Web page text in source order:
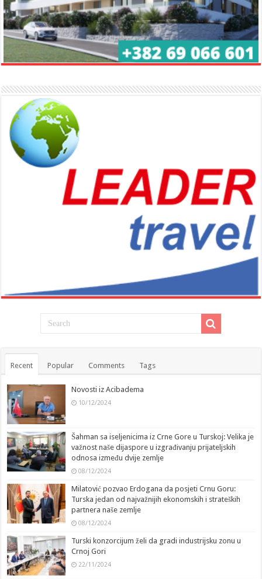
Recent Popular Comments Tags
Novosti iz Acibadema
10/12/2024
Šahman sa iseljenicima iz Crne Gore u Turskoj: Velika je
važnost naše dijaspore u izgrađivanju prijateljskih
odnosa između dvije zemlje
08/12/2024
Milatović pozvao Erdogana da posjeti Crnu Goru:
Turska jedan od najvažnijih ekonomskih i strateških
partnera naše zemlje
08/12/2024
Turski konzorcijum želi da gradi industrijsku zonu u
Crnoj Gori
22/11/2024